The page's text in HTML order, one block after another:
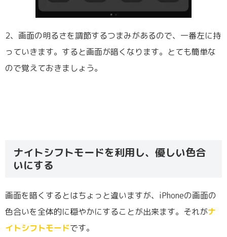
2、画面の明るさを調節するつまみがあるので、一番左に持
っていきます。すると画面が暗くなります。とても簡単な
ので覚えておきましょう。
ナイトシフトモードを利用し、優しい色合
いにする
画面を暗くするとはちょっと違いますが、iPhoneの画面の
色合いを全体的に穏やかにすることが出来ます。それがナ
イトシフトモードです。